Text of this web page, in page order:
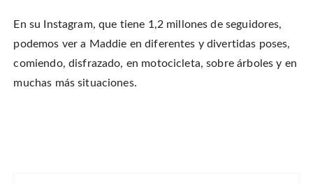
En su Instagram, que tiene 1,2 millones de seguidores,
podemos ver a Maddie en diferentes y divertidas poses,
comiendo, disfrazado, en motocicleta, sobre árboles y en
muchas más situaciones.